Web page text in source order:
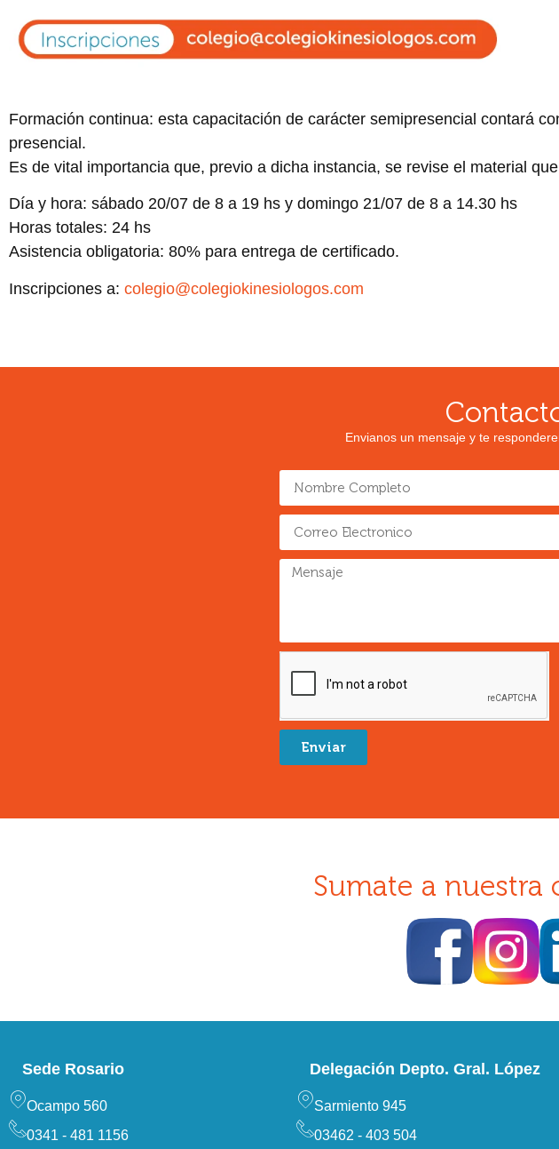
Formación continua: esta capacitación de carácter semipresencial contará
presencial.
Es de vital importancia que, previo a dicha instancia, se revise el material
Día y hora: sábado 20/07 de 8 a 19 hs y domingo 21/07 de 8 a 14.30 hs
Horas totales: 24 hs
Asistencia obligatoria: 80% para entrega de certificado.
Inscripciones a: colegio@colegiokinesiologos.com
Envianos un mensaje y te
Enviar
Sumate a nuestra
Sede Rosario
Ocampo 560
0341 - 481 1156
Delegación Depto. Gral. López
Sarmiento 945
03462 - 403 504